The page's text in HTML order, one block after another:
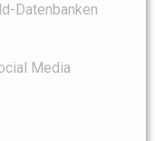
Datenbanken
Media